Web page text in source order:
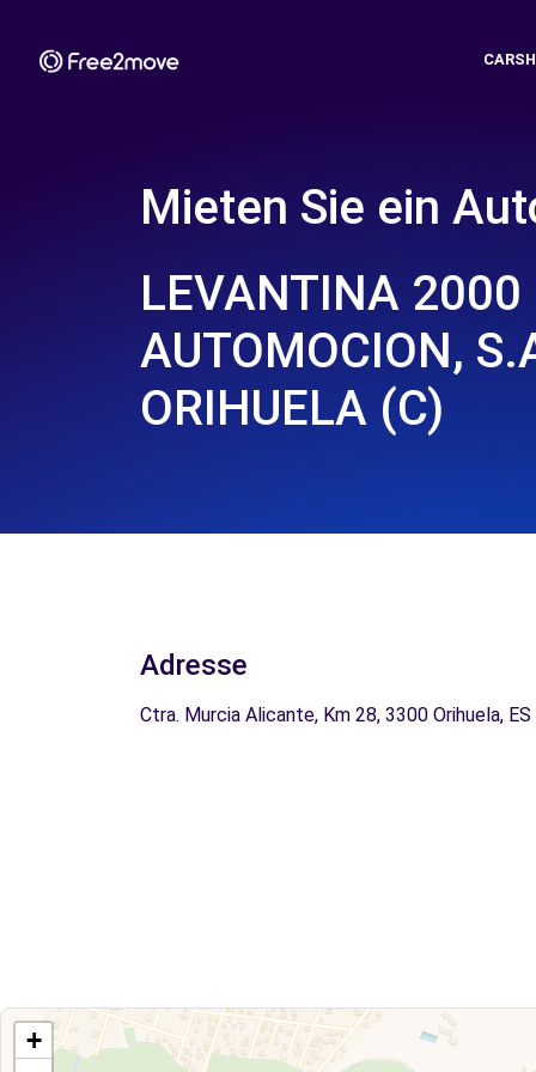
Mieten Sie ein
LEVANTINA 2000
AUTOMOCION,
ORIHUELA (C)
Adresse
Ctra. Murcia Alicante, Km 28, 3300 Orihuela, ES
+